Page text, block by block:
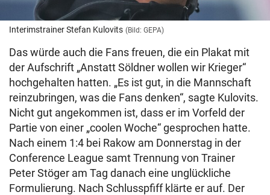
Interimstrainer Stefan Kulovits (Bild: GEPA)
Das würde auch die Fans freuen, die ein Plakat mit
der Aufschrift „Anstatt Söldner wollen wir Krieger“
hochgehalten hatten. „Es ist gut, in die Mannschaft
reinzubringen, was die Fans denken“, sagte Kulovits.
Nicht gut angekommen ist, dass er im Vorfeld der
Partie von einer „coolen Woche“ gesprochen hatte.
Nach einem 1:4 bei Rakow am Donnerstag in der
Conference League samt Trennung von Trainer
Peter Stöger am Tag danach eine unglückliche
Formulierung. Nach Schlusspfiff klärte er auf. Der